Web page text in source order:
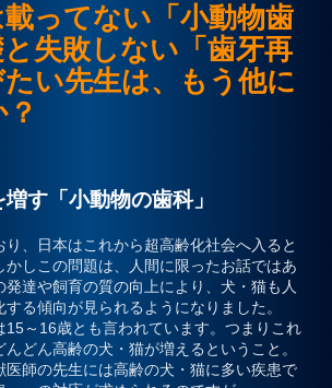
権について
シーポリシー
ってない「小動物歯
失敗しない「歯牙再
い先生は、もう他に
す「小動物の歯科」
、日本はこれから超高齢化社会へ入ると
かしこの問題は、人間に限ったお話ではあ
発達や飼育の質の向上により、犬・猫も人
る傾向が見られるようになりました。
15～16歳とも言われています。つまりこれ
どん高齢の犬・猫が増えるということ。
医師の先生には高齢の犬・猫に多い疾患で